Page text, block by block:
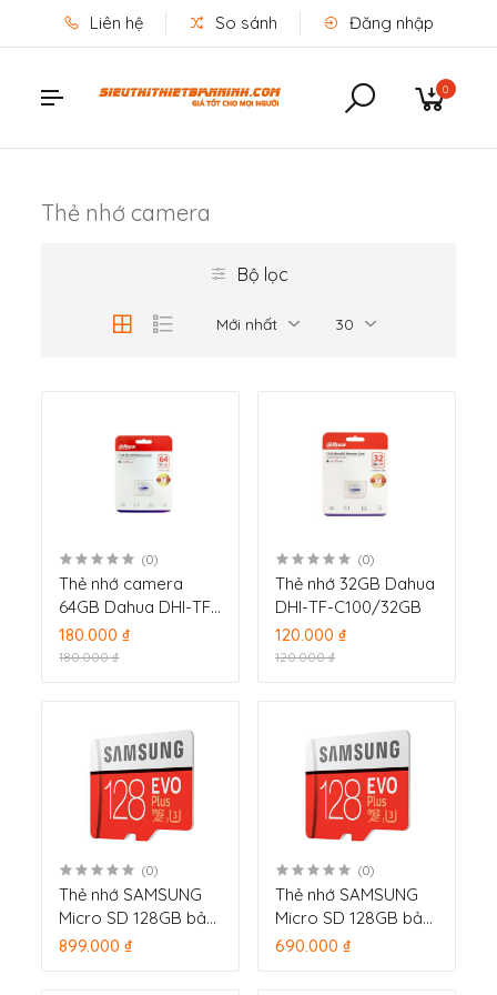
Liên hệ So sánh Đăng nhập
0
Thẻ nhớ camera
Bộ lọc
Mới nhất 30
(0)
Thẻ nhớ camera
64GB Dahua DHI-TF-
C100/64GB
180.000 ₫
180.000 ₫
(0)
Thẻ nhớ 32GB Dahua
DHI-TF-C100/32GB
120.000 ₫
120.000 ₫
(0)
Thẻ nhớ SAMSUNG
Micro SD 128GB bảo
hành 10 năm
899.000 ₫
(0)
Thẻ nhớ SAMSUNG
Micro SD 128GB bảo
hành 2 năm
690.000 ₫